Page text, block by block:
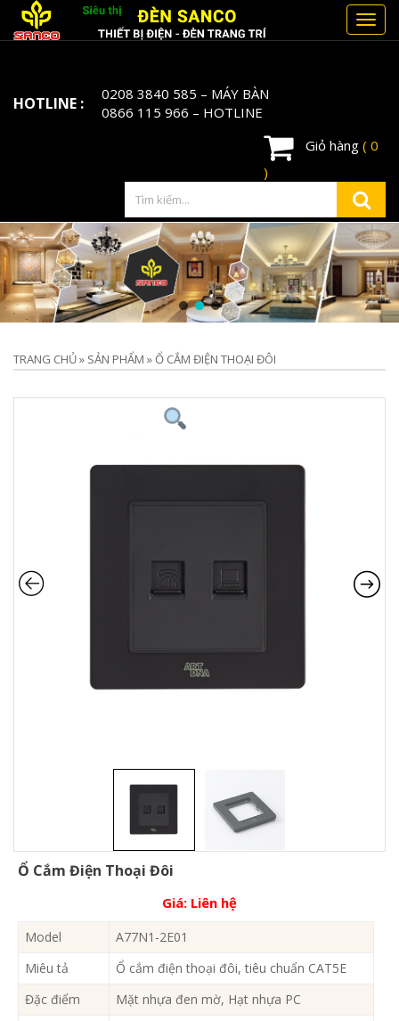
HOTLINE : 0208 3840 585 – MÁY BÀN
0866 115 966 – HOTLINE
Giỏ hàng ( 0
)
TRANG CHỦ» SẢN PHẨM »Ổ CẮM ĐIỆN THOẠI ĐÔI
Ổ Cắm Điện Thoại Đôi
Giá: Liên hệ
Model
A77N1-2E01
Miêu tả
Ổ cắm điện thoại đôi, tiêu chuẩn CAT5E
Đặc điểm
Mặt nhựa đen mờ, Hạt nhựa PC